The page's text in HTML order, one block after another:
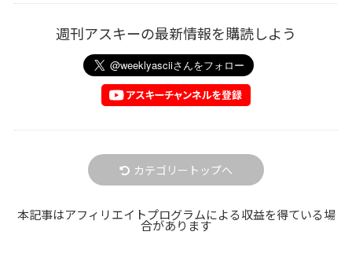
週刊アスキーの最新情報を購読しよう
カテゴリートップへ
本記事はアフィリエイトプログラムによる収益を得ている場
合があります